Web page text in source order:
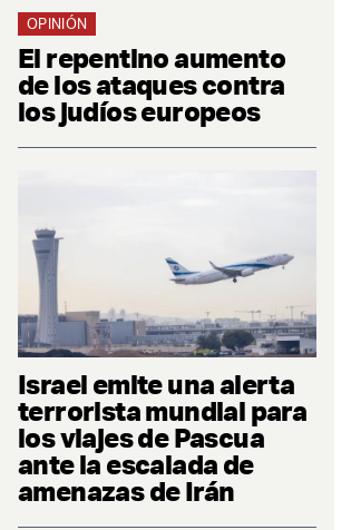
OPINIÓN
El repentino aumento
de los ataques contra
los judíos europeos
Israel emite una alerta
terrorista mundial para
los viajes de Pascua
ante la escalada de
amenazas de Irán